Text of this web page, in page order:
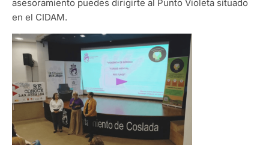
asesoramiento puedes dirigirte al Punto Violeta situado
en el CIDAM.